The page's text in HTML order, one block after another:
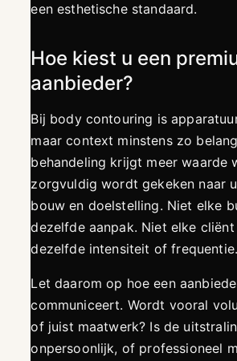
een esthetische standaard.
Hoe kiest u een
aanbieder?
Bij body contouring is
maar context minstens zo
behandeling krijgt meer waarde
zorgvuldig wordt gekeken naar
bouw en doelstelling. Niet elke
dezelfde aanpak. Niet elke
dezelfde intensiteit of frequentie.
Let daarom op hoe een
communiceert. Wordt vooral
of juist maatwerk? Is de
onpersoonlijk, of professioneel